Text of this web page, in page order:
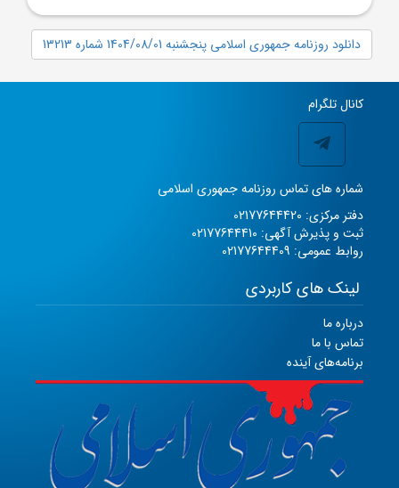
دانلود روزنامه جمهوری اسلامی پنجشنبه 1404/08/01 شماره 13213
کانال تلگرام
شماره های تماس روزنامه جمهوری اسلامی
دفتر مرکزی: 02177644420
ثبت و پذیرش آگهی: 02177644410
روابط عمومی: 02177644409
لینک های کاربردی
درباره ما
تماس با ما
برنامه‌های آینده